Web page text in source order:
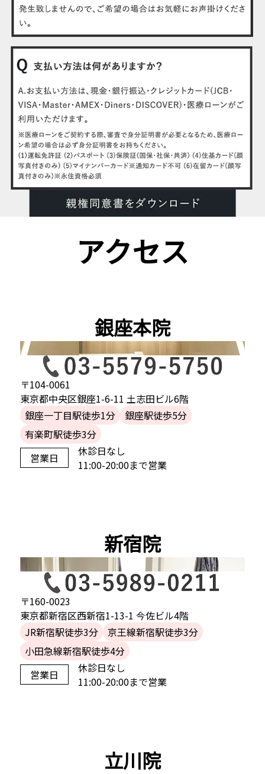
アクセス
銀座本院
〒104-0061
東京都中央区銀座1-6-11 土志田ビル6階
銀座一丁目駅徒歩1分
銀座駅徒歩5分
有楽町駅徒歩3分
営業日
休診日なし
11:00-20:00まで営業
新宿院
〒160-0023
東京都新宿区西新宿1-13-1 今佐ビル4階
JR新宿駅徒歩3分
京王線新宿駅徒歩3分
小田急線新宿駅徒歩4分
営業日
休診日なし
11:00-20:00まで営業
立川院